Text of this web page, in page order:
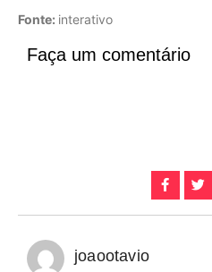
Fonte: interativo
Faça um comentário
joaootavio